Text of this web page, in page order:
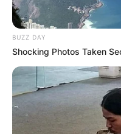
BUZZ DAY
Shocking Photos Taken